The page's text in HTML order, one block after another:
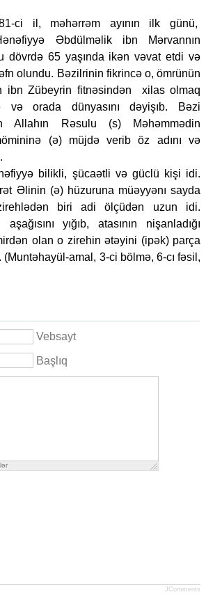
ci il, məhərrəm ayının ilk günü,
Əbdülməlik ibn Mərvannın
dövrdə 65 yaşında ikən vəvat etdi və
olundu. Bəzilrinin fikrincə o, ömrünün
ibn Zübeyrin fitnəsindən xilas olmaq
və orada dünyasını dəyişıb. Bəzi
Allahın Rəsulu (s) Məhəmmədin
(ə) müjdə verib öz adını və
bilikli, şücaətli və güclü kişi idi.
Əlinin (ə) hüzuruna müəyyənı sayda
biri adi ölçüdən uzun idi.
yığıb, atasının nişanladığı
olan o zirehin ətəyini (ipək) parça
(Muntəhayül-amal, 3-ci bölmə, 6-cı fəsil,
Vebsayt
Başlıq
JComments